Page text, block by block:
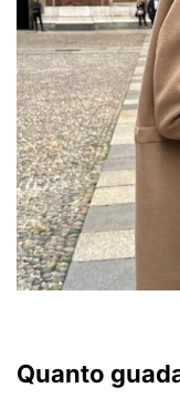
Quanto